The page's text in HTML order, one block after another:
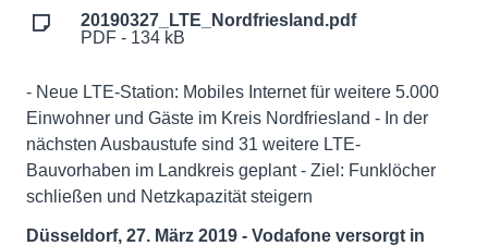
20190327_LTE_Nordfriesland.pdf
PDF - 134 kB
- Neue LTE-Station: Mobiles Internet für weitere 5.000
Einwohner und Gäste im Kreis Nordfriesland - In der
nächsten Ausbaustufe sind 31 weitere LTE-
Bauvorhaben im Landkreis geplant - Ziel: Funklöcher
schließen und Netzkapazität steigern
Düsseldorf, 27. März 2019 - Vodafone versorgt in